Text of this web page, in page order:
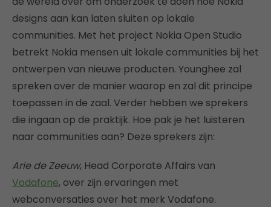
designs aan kan laten sluiten op lokale
communities. Met het project Nokia Open Studio
betrekt Nokia mensen uit lokale communities bij het
ontwerpen van nieuwe producten. Younghee zal
spreken over de manier waarop en zal dit principe
toepassen in de zaal. Verder hebben we sprekers
die ingaan op de praktijk. Hoe pak je het luisteren
naar communities aan? Deze sprekers zijn:
Arie de Zeeuw, Head Corporate Affairs van
Vodafone, over zijn ervaringen met
webconversaties over het merk Vodafone.